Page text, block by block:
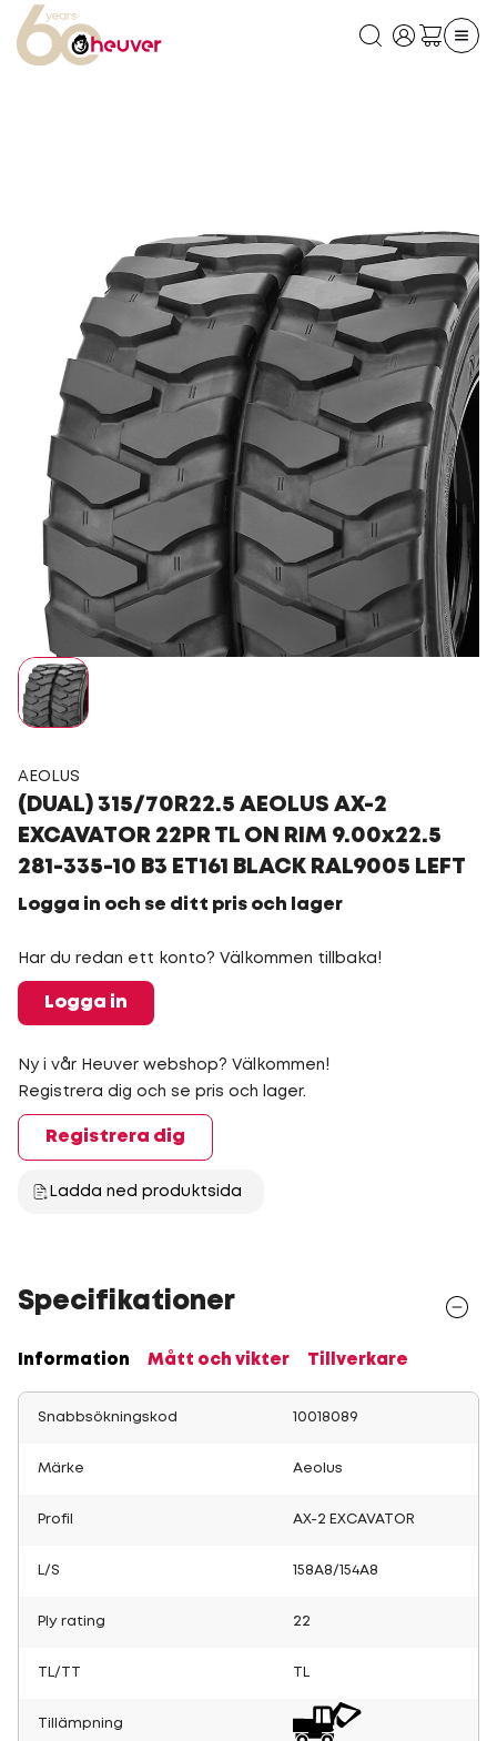
AEOLUS
(DUAL) 315/70R22.5 AEOLUS AX-2
EXCAVATOR 22PR TL ON RIM 9.00x22.5
281-335-10 B3 ET161 BLACK RAL9005 LEFT
Logga in och se ditt pris och lager
Har du redan ett konto? Välkommen tillbaka!
Logga in
Ny i vår Heuver webshop? Välkommen!
Registrera dig och se pris och lager.
Registrera dig
Ladda ned produktsida
Specifikationer
Information Mått och vikter Tillverkare
Snabbsökningskod 10018089
Märke Aeolus
Profil AX-2 EXCAVATOR
L/S 158A8/154A8
Ply rating 22
TL/TT
Tillämpning